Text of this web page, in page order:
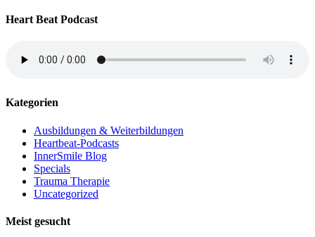
Heart Beat Podcast
Kategorien
Ausbildungen & Weiterbildungen
Heartbeat-Podcasts
InnerSmile Blog
Specials
Trauma Therapie
Uncategorized
Meist gesucht